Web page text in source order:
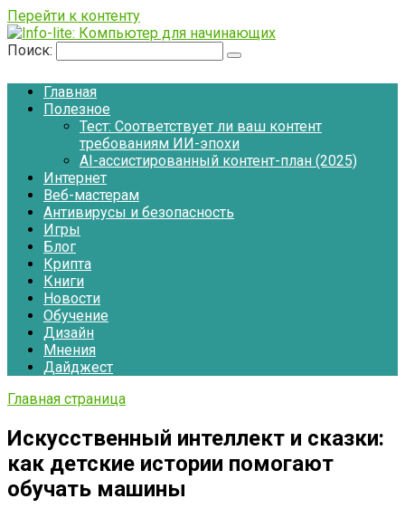
Перейти к контенту
Поиск:
Главная
Полезное
Тест: Соответствует ли ваш контент
требованиям ИИ-эпохи
AI-ассистированный контент-план (2025)
Интернет
Веб-мастерам
Антивирусы и безопасность
Игры
Блог
Крипта
Книги
Новости
Обучение
Дизайн
Мнения
Дайджест
Главная страница
Искусственный интеллект и сказки:
как детские истории помогают
обучать машины